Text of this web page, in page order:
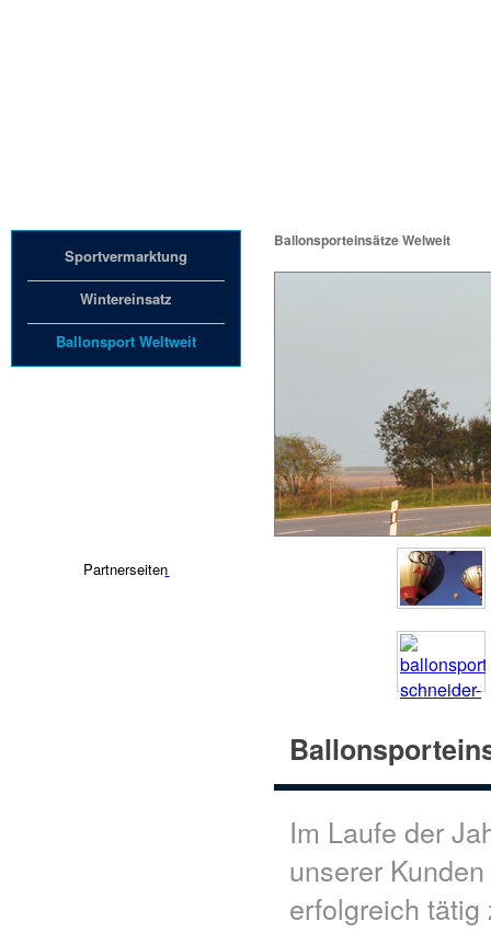
Ballonsporteinsätze Welweit
Im Laufe der
unserer
erfolgreich tätig
Sportvermarktung
Wintereinsatz
Ballonsport Weltweit
Partnerseiten